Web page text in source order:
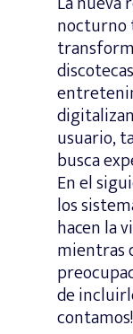
nocturno
usuario,
busca
En el
los
hacen la
mientras
de
contamos!